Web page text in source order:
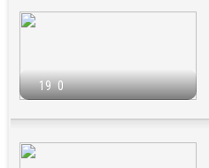
19 0